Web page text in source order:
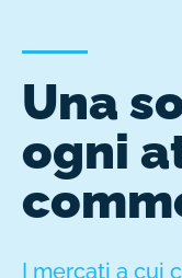
Una
ogni
I mercati a cui